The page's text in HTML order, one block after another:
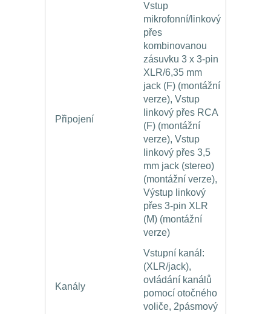
Připojení
Vstup
mikrofonní/linkový
přes
kombinovanou
zásuvku 3 x 3-pin
XLR/6,35 mm
jack (F) (montážní
verze), Vstup
linkový přes RCA
(F) (montážní
verze), Vstup
linkový přes 3,5
mm jack (stereo)
(montážní verze),
Výstup linkový
přes 3-pin XLR
(M) (montážní
verze)
Kanály
Vstupní kanál:
(XLR/jack),
ovládání kanálů
pomocí otočného
voliče, 2pásmový